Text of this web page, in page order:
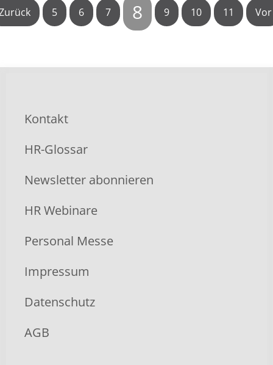
5 6 7 8 9 10 11 Vor
Kontakt
HR-Glossar
Newsletter abonnieren
HR Webinare
Personal Messe
Impressum
Datenschutz
AGB